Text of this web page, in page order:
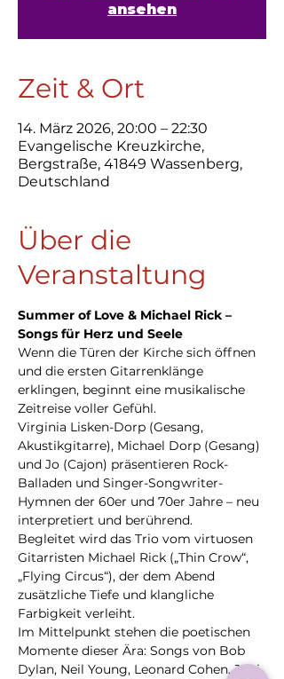
ansehen
Zeit & Ort
14. März 2026, 20:00 – 22:30
Evangelische Kreuzkirche,
Bergstraße, 41849 Wassenberg,
Deutschland
Über die
Veranstaltung
Summer of Love & Michael Rick –
Songs für Herz und Seele
Wenn die Türen der Kirche sich öffnen
und die ersten Gitarrenklänge
erklingen, beginnt eine musikalische
Zeitreise voller Gefühl.
Virginia Lisken-Dorp (Gesang,
Akustikgitarre), Michael Dorp (Gesang)
und Jo (Cajon) präsentieren Rock-
Balladen und Singer-Songwriter-
Hymnen der 60er und 70er Jahre – neu
interpretiert und berührend.
Begleitet wird das Trio vom virtuosen
Gitarristen Michael Rick („Thin Crow“,
„Flying Circus“), der dem Abend
zusätzliche Tiefe und klangliche
Farbigkeit verleiht.
Im Mittelpunkt stehen die poetischen
Momente dieser Ära: Songs von Bob
Dylan, Neil Young, Leonard Cohen, Joni